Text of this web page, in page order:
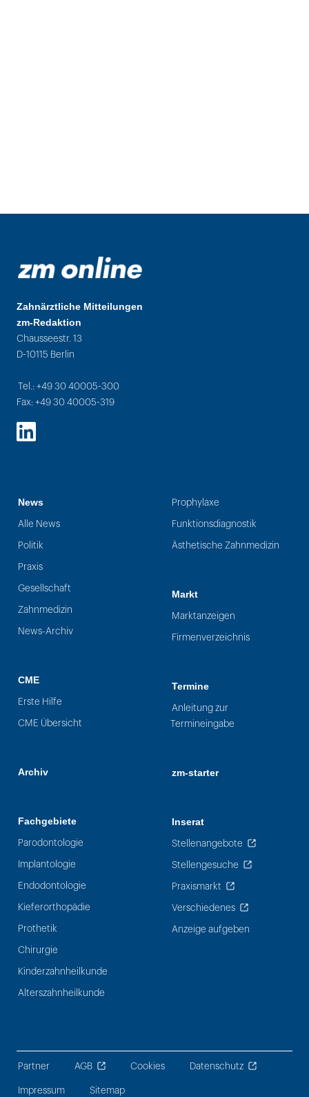
Zahnärztliche Mitteilungen
zm-Redaktion
Chausseestr. 13
D-10115 Berlin
Tel.: +49 30 40005-300
Fax: +49 30 40005-319
LinkedIn
News
Alle News
Politik
Praxis
Gesellschaft
Zahnmedizin
News-Archiv
CME
Erste Hilfe
CME Übersicht
Archiv
Fachgebiete
Parodontologie
Implantologie
Endodontologie
Kieferorthopädie
Prothetik
Chirurgie
Kinderzahnheilkunde
Alterszahnheilkunde
Prophylaxe
Funktionsdiagnostik
Ästhetische Zahnmedizin
Markt
Marktanzeigen
Firmenverzeichnis
Termine
Anleitung zur
Termineingabe
zm-starter
Inserat
Stellenangebote
Stellengesuche
Praxismarkt
Verschiedenes
Anzeige aufgeben
Partner AGB Cookies Datenschutz
Impressum Sitemap